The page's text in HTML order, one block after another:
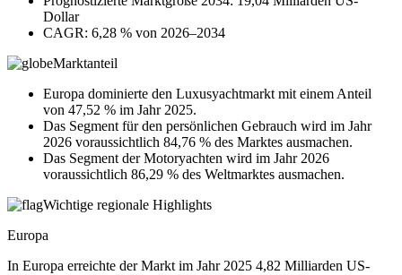
Dollar
CAGR: 6,28 % von 2026–2034
Marktanteil
Europa dominierte den Luxusyachtmarkt mit einem Anteil
von 47,52 % im Jahr 2025.
Das Segment für den persönlichen Gebrauch wird im Jahr
2026 voraussichtlich 84,76 % des Marktes ausmachen.
Das Segment der Motoryachten wird im Jahr 2026
voraussichtlich 86,29 % des Weltmarktes ausmachen.
Wichtige regionale Highlights
Europa
In Europa erreichte der Markt im Jahr 2025 4,82 Milliarden US-